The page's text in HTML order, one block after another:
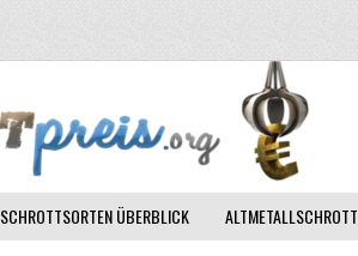
SCHROTTSORTEN ÜBERBLICK ALTMETALLSCHROTT